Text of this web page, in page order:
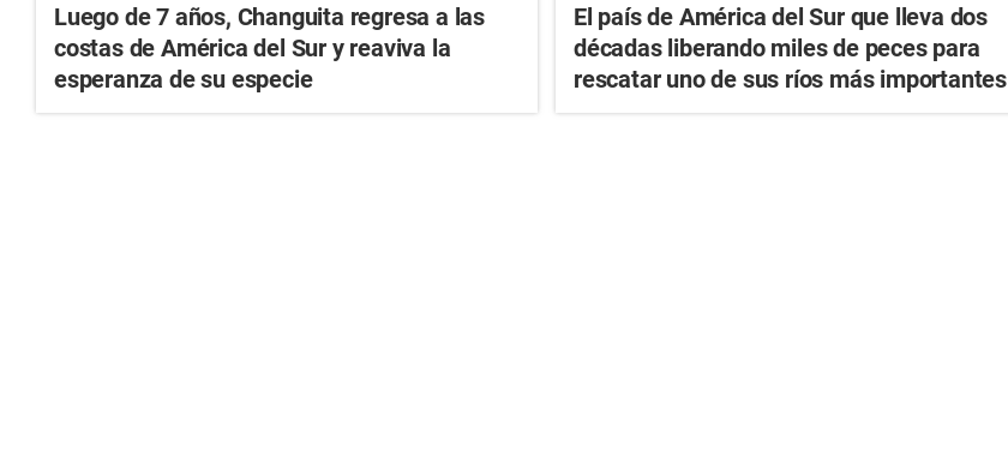
Luego de 7 años, Changuita regresa a las
costas de América del Sur y reaviva la
esperanza de su especie
El país de América del Sur que lleva dos
décadas liberando miles de peces para
rescatar uno de sus ríos más importantes